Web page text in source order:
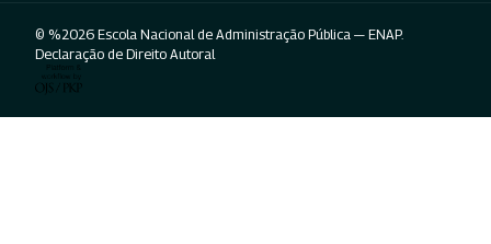
© %2026 Escola Nacional de Administração Pública — ENAP.
Declaração de Direito Autoral